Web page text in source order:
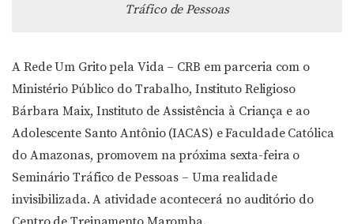
Tráfico de Pessoas
A Rede Um Grito pela Vida – CRB em parceria com o
Ministério Público do Trabalho, Instituto Religioso
Bárbara Maix, Instituto de Assistência à Criança e ao
Adolescente Santo Antônio (IACAS) e Faculdade Católica
do Amazonas, promovem na próxima sexta-feira o
Seminário Tráfico de Pessoas – Uma realidade
invisibilizada. A atividade acontecerá no auditório do